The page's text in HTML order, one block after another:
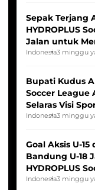
Sepak Terjang
HYDROPLUS
Jalan untuk
Indonesia Putri
Indonesia3 minggu
Bupati Kudus
Soccer League
Selaras Visi
Indonesia3 minggu
Goal Aksis U-
Bandung U-18
HYDROPLUS
2025/2026
Indonesia3 minggu